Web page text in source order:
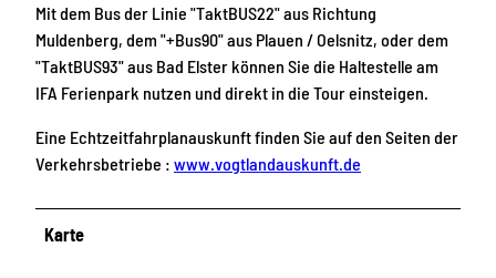
Mit dem Bus der Linie "TaktBUS22" aus Richtung
Muldenberg, dem "+Bus90" aus Plauen / Oelsnitz, oder dem
"TaktBUS93" aus Bad Elster können Sie die Haltestelle am
IFA Ferienpark nutzen und direkt in die Tour einsteigen.
Eine Echtzeitfahrplanauskunft finden Sie auf den Seiten der
Verkehrsbetriebe : www.vogtlandauskunft.de
Karte